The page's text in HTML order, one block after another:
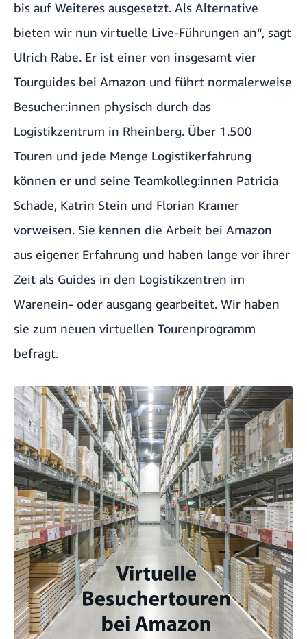
bis auf Weiteres ausgesetzt. Als Alternative
bieten wir nun virtuelle Live-Führungen an“, sagt
Ulrich Rabe. Er ist einer von insgesamt vier
Tourguides bei Amazon und führt normalerweise
Besucher:innen physisch durch das
Logistikzentrum in Rheinberg. Über 1.500
Touren und jede Menge Logistikerfahrung
können er und seine Teamkolleg:innen Patricia
Schade, Katrin Stein und Florian Kramer
vorweisen. Sie kennen die Arbeit bei Amazon
aus eigener Erfahrung und haben lange vor ihrer
Zeit als Guides in den Logistikzentren im
Warenein- oder ausgang gearbeitet. Wir haben
sie zum neuen virtuellen Tourenprogramm
befragt.